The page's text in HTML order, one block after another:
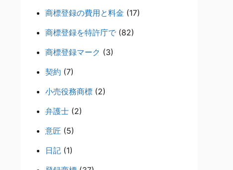
商標登録の費用と料金 (17)
商標登録を特許庁で (82)
商標登録マーク (3)
契約 (7)
小売役務商標 (2)
弁護士 (2)
意匠 (5)
日記 (1)